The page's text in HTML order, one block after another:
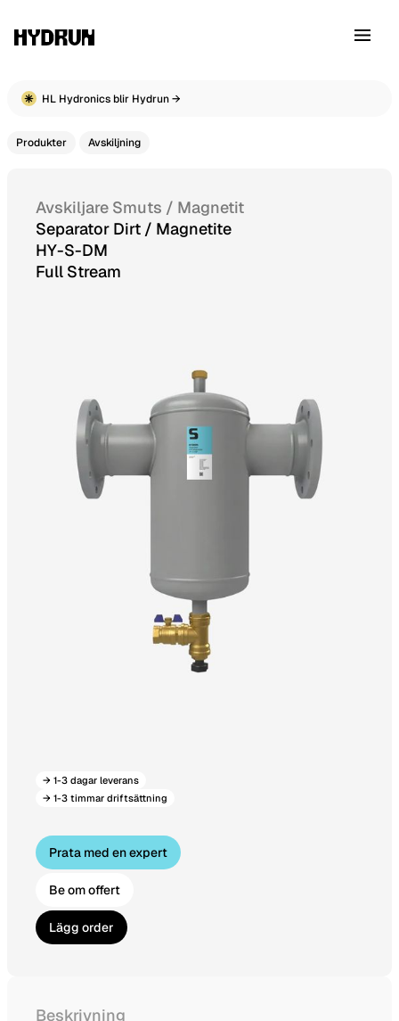
Produkter Avskiljning
HL Hydronics blir Hydrun →
Avskiljare Smuts / Magnetit
Separator Dirt / Magnetite
HY-S-DM
Full Stream
→ 1-3 dagar leverans
→ 1-3 timmar driftsättning
Prata med en expert
Be om offert
Lägg order
Beskrivning